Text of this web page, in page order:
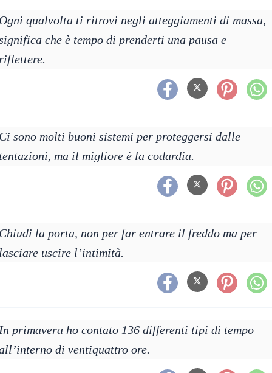
qualvolta ti ritrovi negli atteggiamenti di massa,
che è tempo di prenderti una pausa e
sono molti buoni sistemi per proteggersi dalle
ma il migliore è la codardia.
la porta, non per far entrare il freddo ma per
uscire l’intimità.
primavera ho contato 136 differenti tipi di tempo
di ventiquattro ore.